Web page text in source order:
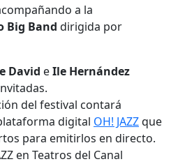
a la
Big Band dirigida por
David eIle Hernández
del festival contará
digital OH! JAZZque
para emitirlos en directo.
en Teatros del Canal